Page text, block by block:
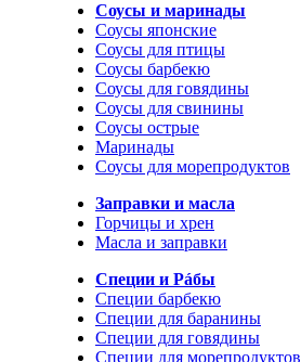
Соусы и маринады
Соусы японские
Соусы для птицы
Соусы барбекю
Соусы для говядины
Соусы для свинины
Соусы острые
Маринады
Соусы для морепродуктов
Заправки и масла
Горчицы и хрен
Масла и заправки
Специи и Рáбы
Специи барбекю
Специи для баранины
Специи для говядины
Специи для морепродуктов